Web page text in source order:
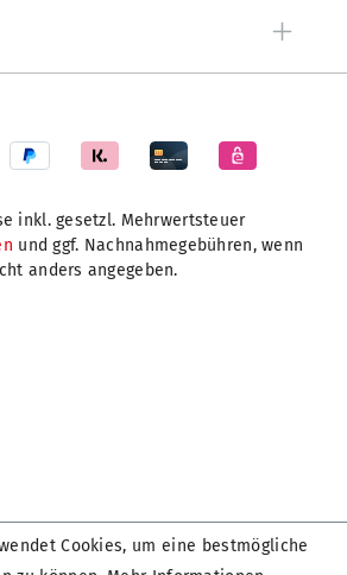
inkl. gesetzl. Mehrwertsteuer
und ggf. Nachnahmegebühren, wenn
anders angegeben.
Cookies, um eine bestmögliche